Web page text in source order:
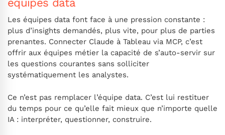
Les équipes data font face à une pression constante :
plus d’insights demandés, plus vite, pour plus de parties
prenantes. Connecter Claude à Tableau via MCP, c’est
offrir aux équipes métier la capacité de s’auto-servir sur
les questions courantes sans solliciter
systématiquement les analystes.
Ce n’est pas remplacer l’équipe data. C’est lui restituer
du temps pour ce qu’elle fait mieux que n’importe quelle
IA : interpréter, questionner, construire.